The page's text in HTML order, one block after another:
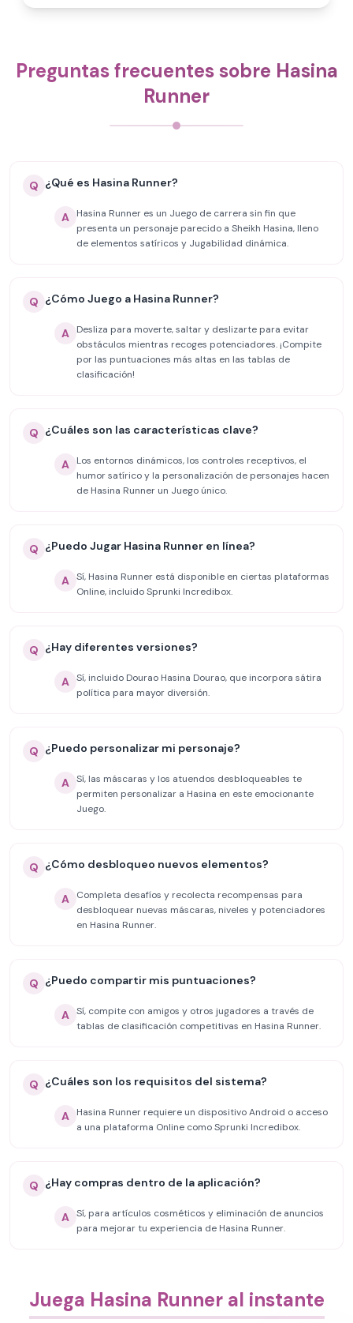
Preguntas frecuentes sobre Hasina
Runner
Q ¿Qué es Hasina Runner?
A
Hasina Runner es un Juego de carrera sin fin que
presenta un personaje parecido a Sheikh Hasina, lleno
de elementos satíricos y Jugabilidad dinámica.
Q ¿Cómo Juego a Hasina Runner?
A
Desliza para moverte, saltar y deslizarte para evitar
obstáculos mientras recoges potenciadores. ¡Compite
por las puntuaciones más altas en las tablas de
clasificación!
Q ¿Cuáles son las características clave?
A
Los entornos dinámicos, los controles receptivos, el
humor satírico y la personalización de personajes hacen
de Hasina Runner un Juego único.
Q ¿Puedo Jugar Hasina Runner en línea?
A Sí, Hasina Runner está disponible en ciertas plataformas
Online, incluido Sprunki Incredibox.
Q ¿Hay diferentes versiones?
A Sí, incluido Dourao Hasina Dourao, que incorpora sátira
política para mayor diversión.
Q ¿Puedo personalizar mi personaje?
A Sí, las máscaras y los atuendos desbloqueables te
permiten personalizar a Hasina en este emocionante
Juego.
Q ¿Cómo desbloqueo nuevos elementos?
A
Completa desafíos y recolecta recompensas para
desbloquear nuevas máscaras, niveles y potenciadores
en Hasina Runner.
Q ¿Puedo compartir mis puntuaciones?
A Sí, compite con amigos y otros jugadores a través de
tablas de clasificación competitivas en Hasina Runner.
Q ¿Cuáles son los requisitos del sistema?
A
Hasina Runner requiere un dispositivo Android o acceso
a una plataforma Online como Sprunki Incredibox.
Q ¿Hay compras dentro de la aplicación?
A Sí, para artículos cosméticos y eliminación de anuncios
para mejorar tu experiencia de Hasina Runner.
Juega Hasina Runner al instante